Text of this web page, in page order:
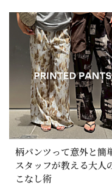
柄パンツって意外と簡
スタッフが教える大人
こなし術